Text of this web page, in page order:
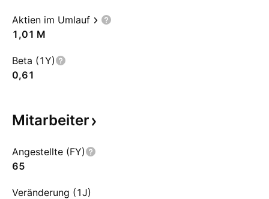
Aktien im Umlauf
‪1,01 M‬
Beta (1Y)
0,61
Mitarbeiter
Angestellte (FY)
65
Veränderung (1J)